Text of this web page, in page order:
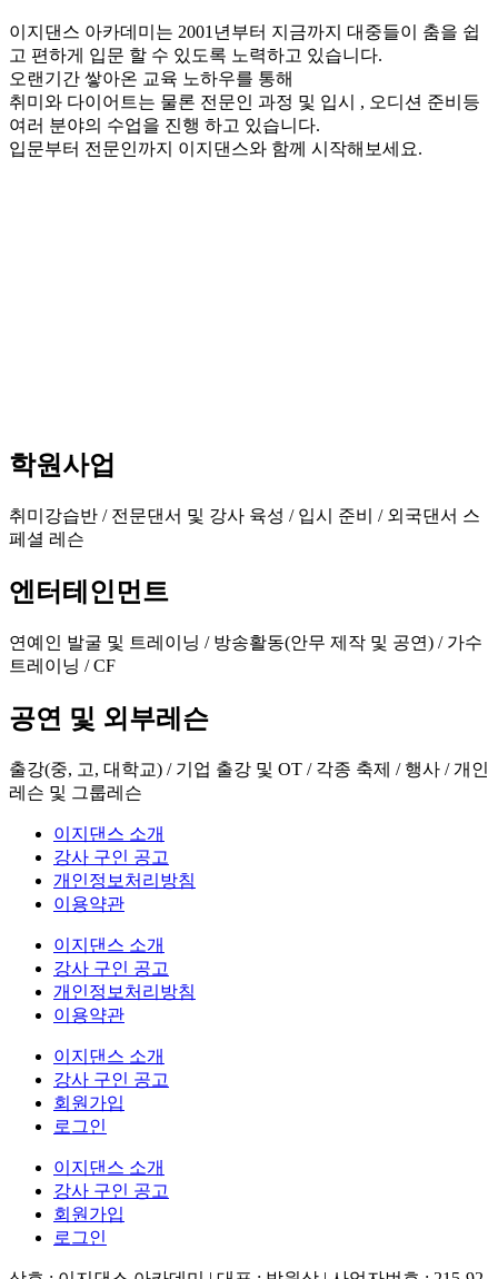
이지댄스 아카데미는 2001년부터 지금까지 대중들이 춤을 쉽
고 편하게 입문 할 수 있도록 노력하고 있습니다.
오랜기간 쌓아온 교육 노하우를 통해
취미와 다이어트는 물론 전문인 과정 및 입시 , 오디션 준비등
여러 분야의 수업을 진행 하고 있습니다.
입문부터 전문인까지 이지댄스와 함께 시작해보세요.
학원사업
취미강습반 / 전문댄서 및 강사 육성 / 입시 준비 / 외국댄서 스
페셜 레슨
엔터테인먼트
연예인 발굴 및 트레이닝 / 방송활동(안무 제작 및 공연) / 가수
트레이닝 / CF
공연 및 외부레슨
출강(중, 고, 대학교) / 기업 출강 및 OT / 각종 축제 / 행사 / 개인
레슨 및 그룹레슨
이지댄스 소개
강사 구인 공고
개인정보처리방침
이용약관
이지댄스 소개
강사 구인 공고
개인정보처리방침
이용약관
이지댄스 소개
강사 구인 공고
회원가입
로그인
이지댄스 소개
강사 구인 공고
회원가입
로그인